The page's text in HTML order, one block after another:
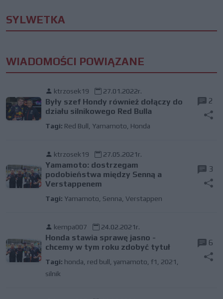
SYLWETKA
WIADOMOŚCI POWIĄZANE
ktrzosek19 27.01.2022r.
Były szef Hondy również dołączy do
działu silnikowego Red Bulla
Tagi: Red Bull Yamamoto Honda
2
ktrzosek19 27.05.2021r.
Yamamoto: dostrzegam
podobieństwa między Senną a
Verstappenem
Tagi: Yamamoto Senna Verstappen
3
kempa007 24.02.2021r.
Honda stawia sprawę jasno -
chcemy w tym roku zdobyć tytuł
Tagi: honda red bull yamamoto f1 2021
silnik
6